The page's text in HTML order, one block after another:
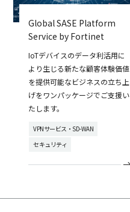
Global SASE Platform
Service by Fortinet
IoTデバイスのデータ利活用に
より生じる新たな顧客体験価値
を提供可能なビジネスの立ち上
げをワンパッケージでご支援い
たします。
VPNサービス・SD-WAN
セキュリティ